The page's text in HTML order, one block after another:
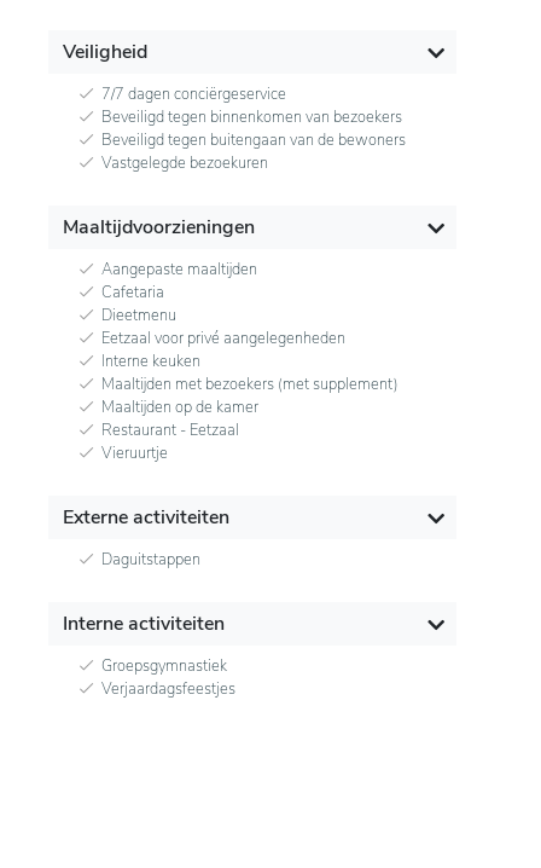
Veiligheid
7/7 dagen conciërgeservice
Beveiligd tegen binnenkomen van bezoekers
Beveiligd tegen buitengaan van de bewoners
Vastgelegde bezoekuren
Maaltijdvoorzieningen
Aangepaste maaltijden
Cafetaria
Dieetmenu
Eetzaal voor privé aangelegenheden
Interne keuken
Maaltijden met bezoekers (met supplement)
Maaltijden op de kamer
Restaurant - Eetzaal
Vieruurtje
Externe activiteiten
Daguitstappen
Interne activiteiten
Groepsgymnastiek
Verjaardagsfeestjes